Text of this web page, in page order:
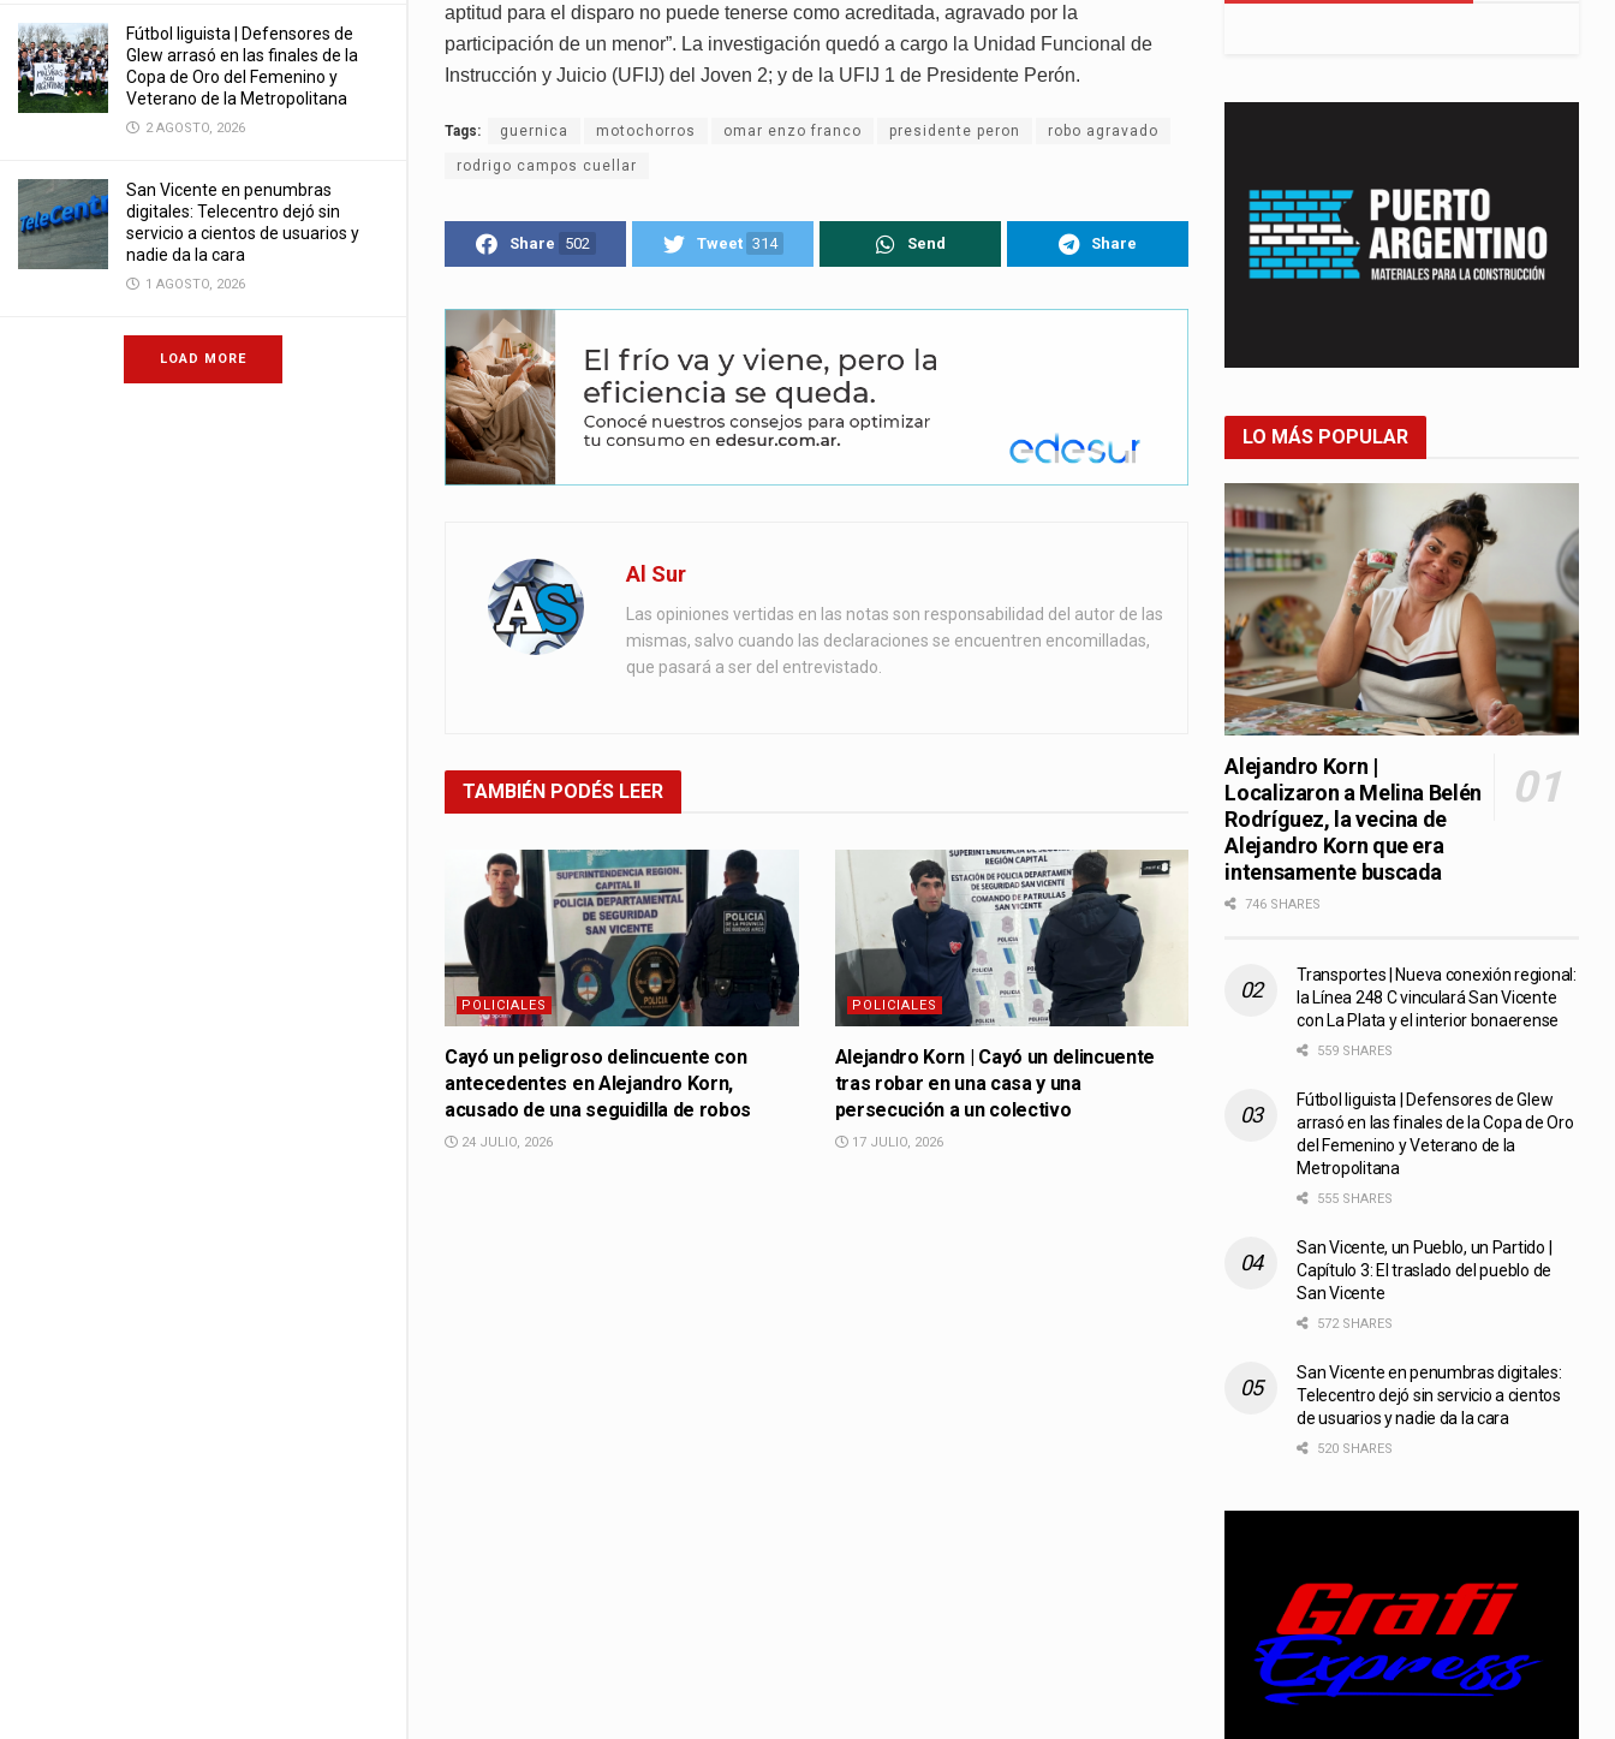
Fútbol liguista | Defensores de
Glew arrasó en las finales de la
Copa de Oro del Femenino y
Veterano de la Metropolitana
2 AGOSTO, 2026
San Vicente en penumbras
digitales: Telecentro dejó sin
servicio a cientos de usuarios y
nadie da la cara
1 AGOSTO, 2026
LOAD MORE
aptitud para el disparo no puede tenerse como acreditada, agravado por la
participación de un menor”. La investigación quedó a cargo la Unidad Funcional de
Instrucción y Juicio (UFIJ) del Joven 2; y de la UFIJ 1 de Presidente Perón.
Tags: guernica motochorros omar enzo franco presidente peron robo agravado
rodrigo campos cuellar
Share 502 Tweet 314 Send Share
Al Sur
Las opiniones vertidas en las notas son responsabilidad del autor de las
mismas, salvo cuando las declaraciones se encuentren encomilladas,
que pasará a ser del entrevistado.
TAMBIÉN PODÉS LEER
POLICIALES
Cayó un peligroso delincuente con
antecedentes en Alejandro Korn,
acusado de una seguidilla de robos
24 JULIO, 2026
POLICIALES
Alejandro Korn | Cayó un delincuente
tras robar en una casa y una
persecución a un colectivo
17 JULIO, 2026
LO MÁS POPULAR
Alejandro Korn |
Localizaron a Melina Belén
Rodríguez, la vecina de
Alejandro Korn que era
intensamente buscada
746 SHARES
Transportes | Nueva conexión regional:
la Línea 248 C vinculará San Vicente
con La Plata y el interior bonaerense
559 SHARES
Fútbol liguista | Defensores de Glew
arrasó en las finales de la Copa de Oro
del Femenino y Veterano de la
Metropolitana
555 SHARES
San Vicente, un Pueblo, un Partido |
Capítulo 3: El traslado del pueblo de
San Vicente
572 SHARES
San Vicente en penumbras digitales:
Telecentro dejó sin servicio a cientos
de usuarios y nadie da la cara
520 SHARES